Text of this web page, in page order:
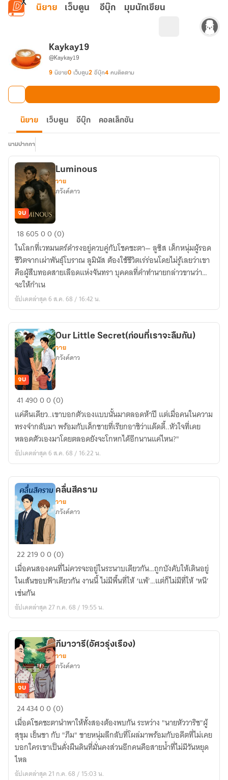
ข้ามไปยังเนื้อหาหลัก
นิยาย เว็บตูน อีบุ๊ก มุมนักเขียน
Kaykay19
@Kaykay19
9 นิยาย0 เว็บตูน2 อีบุ๊ก4 คนติดตาม
นิยาย เว็บตูน อีบุ๊ก คอลเล็กชัน
นามปากกา
Luminous
จบ
Luminous
วาย
ภวังค์ดาว
1860500 (0)
ในโลกที่เวทมนตร์ดำรงอยู่ควบคู่กับโชคชะตา— ลูซิส เด็กหนุ่มผู้รอด
ชีวิตจากเผ่าพันธุ์โบราณ ลูมินัส ต้องใช้ชีวิตเร่ร่อนโดยไม่รู้เลยว่าเขา
คือผู้สืบทอดสายเลือดแห่งจันทรา บุคคลที่คำทำนายกล่าวขานว่า…
จะให้กำเน
อัปเดตล่าสุด 6 ส.ค. 68 / 16:42 น.
Our
Little
Secret(ก่อน
ที่
เรา
จะ
กัน)
จบ
Our Little Secret(ก่อนที่เราจะลืมกัน)
วาย
ภวังค์ดาว
4149000 (0)
แค่คืนเดียว..เขาบอกตัวเองแบบนั้นมาตลอดห้าปี แต่เมื่อคนในความ
ทรงจำกลับมา พร้อมกับเด็กชายที่เรียกอาชิว่าแด๊ดดี้..หัวใจที่เคย
หลอดตัวเองมาโดยตลอดยังจะโกหกได้อีกนานแค่ไหน?"
อัปเดตล่าสุด 6 ส.ค. 68 / 16:22 น.
คลื่น
สี
คราม
คลื่นสีคราม
วาย
ภวังค์ดาว
2221900 (0)
เมื่อคนสองคนที่ไม่ควรจะอยู่ในระนาบเดียวกัน…ถูกบังคับให้เดินอยู่
ในเส้นขอบฟ้าเดียวกัน งานนี้ ไม่มีพื้นที่ให้ ‘แพ้’…แต่ก็ไม่มีที่ให้ ‘หนี’
เช่นกัน
อัปเดตล่าสุด 27 ก.ค. 68 / 19:55 น.
ภีม
า
วารี(อัศว
รุ่งเรือง)
จบ
ภีมาวารี(อัศวรุ่งเรือง)
วาย
ภวังค์ดาว
2443400 (0)
เมื่อดโชคชะตานำพาให้ทั้งสองต้องพบกัน ระหว่าง "นายหัววาริช"ผู้
สุขุม เย็นชา กับ "ภีม" ชายหนุ่มลึกลับที่โผล่มาพร้อมกับอดีตที่ไม่เคย
บอกใครเขาเป็นดั่งผืนดินที่มั่นคงส่วนอีกคนคือสายน้ำที่ไม่มีวันหยุด
ไหล
อัปเดตล่าสุด 21 ก.ค. 68 / 15:03 น.